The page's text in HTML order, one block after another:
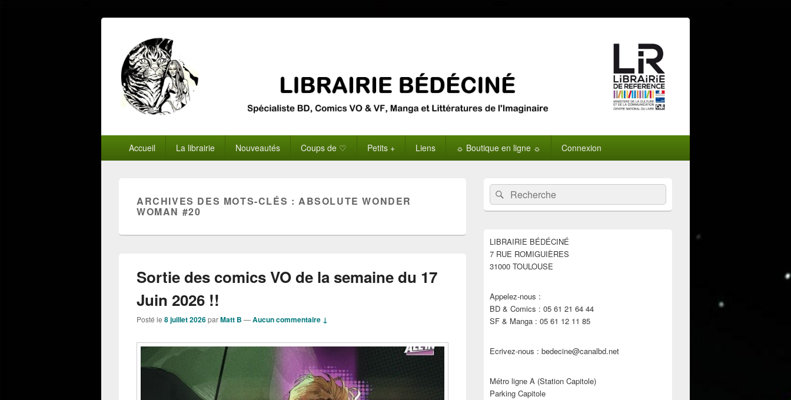
principalAccueil La librairie Nouveautés Coups de ♡ Petits + Liens ☼ Boutique en ligne ☼ Connexion
ARCHIVES DES MOTS-CLÉS :ABSOLUTE WONDER
WOMAN #20
Sortie des comics VO de la semaine du 17
Juin 2026 !!
Posté le 8 juillet 2026parMatt B —Aucun commentaire ↓
Zone
principale
de
widget
barre
latérale
Recherche :Rechercher
LIBRAIRIE BÉDÉCINÉ
7 RUE ROMIGUIÈRES
31000 TOULOUSE
Appelez-nous :
BD & Comics : 05 61 21 64 44
SF & Manga : 05 61 12 11 85
Ecrivez-nous : bedecine@canalbd.net
Métro ligne A (Station Capitole)
Parking Capitole